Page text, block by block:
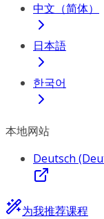
中文（简体）
日本語
한국어
本地网站
Deutsch
为我推荐课程